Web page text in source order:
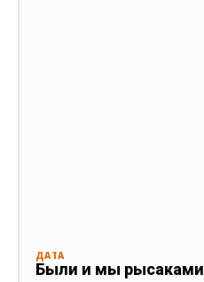
ДАТА
Были и мы рысаками